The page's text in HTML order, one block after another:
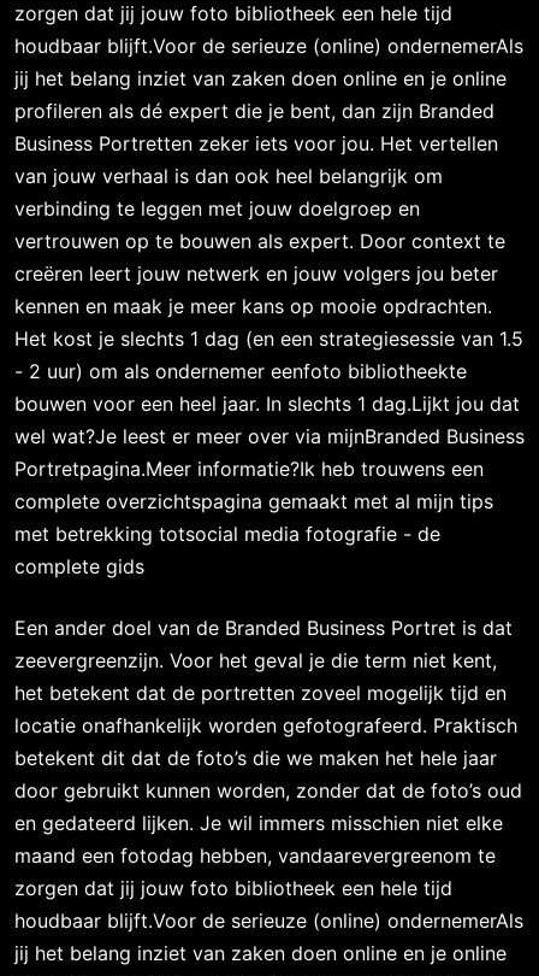
zorgen dat jij jouw foto bibliotheek een hele tijd
houdbaar blijft.Voor de serieuze (online) ondernemerAls
jij het belang inziet van zaken doen online en je online
profileren als dé expert die je bent, dan zijn Branded
Business Portretten zeker iets voor jou. Het vertellen
van jouw verhaal is dan ook heel belangrijk om
verbinding te leggen met jouw doelgroep en
vertrouwen op te bouwen als expert. Door context te
creëren leert jouw netwerk en jouw volgers jou beter
kennen en maak je meer kans op mooie opdrachten.
Het kost je slechts 1 dag (en een strategiesessie van 1.5
- 2 uur) om als ondernemer eenfoto bibliotheekte
bouwen voor een heel jaar. In slechts 1 dag.Lijkt jou dat
wel wat?Je leest er meer over via mijnBranded Business
Portretpagina.Meer informatie?Ik heb trouwens een
complete overzichtspagina gemaakt met al mijn tips
met betrekking totsocial media fotografie - de
complete gids
Een ander doel van de Branded Business Portret is dat
zeevergreenzijn. Voor het geval je die term niet kent,
het betekent dat de portretten zoveel mogelijk tijd en
locatie onafhankelijk worden gefotografeerd. Praktisch
betekent dit dat de foto’s die we maken het hele jaar
door gebruikt kunnen worden, zonder dat de foto’s oud
en gedateerd lijken. Je wil immers misschien niet elke
maand een fotodag hebben, vandaarevergreenom te
zorgen dat jij jouw foto bibliotheek een hele tijd
houdbaar blijft.Voor de serieuze (online) ondernemerAls
jij het belang inziet van zaken doen online en je online